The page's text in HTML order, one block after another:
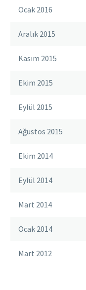
Ocak 2016
Aralık 2015
Kasım 2015
Ekim 2015
Eylül 2015
Ağustos 2015
Ekim 2014
Eylül 2014
Mart 2014
Ocak 2014
Mart 2012